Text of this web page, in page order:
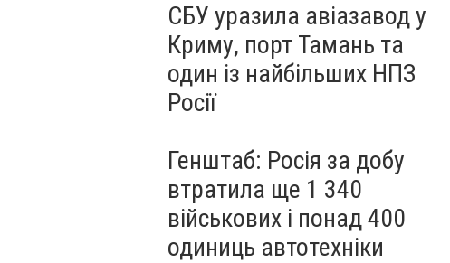
СБУ уразила авіазавод у
Криму, порт Тамань та
один із найбільших НПЗ
Росії
Генштаб: Росія за добу
втратила ще 1 340
військових і понад 400
одиниць автотехніки